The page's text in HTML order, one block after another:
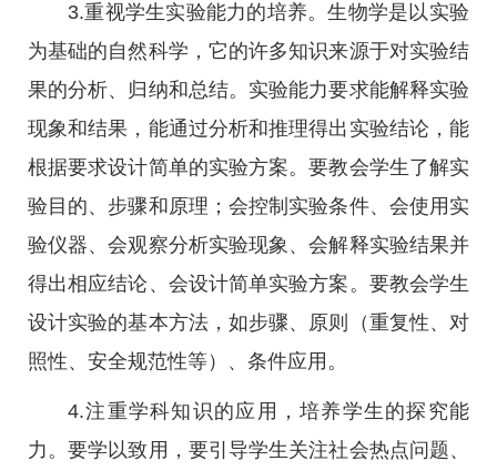
3.重视学生实验能力的培养。生物学是以实验
为基础的自然科学，它的许多知识来源于对实验结
果的分析、归纳和总结。实验能力要求能解释实验
现象和结果，能通过分析和推理得出实验结论，能
根据要求设计简单的实验方案。要教会学生了解实
验目的、步骤和原理；会控制实验条件、会使用实
验仪器、会观察分析实验现象、会解释实验结果并
得出相应结论、会设计简单实验方案。要教会学生
设计实验的基本方法，如步骤、原则（重复性、对
照性、安全规范性等）、条件应用。
4.注重学科知识的应用，培养学生的探究能
力。要学以致用，要引导学生关注社会热点问题、